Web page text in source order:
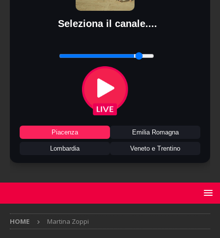
Seleziona il canale....
Piacenza Emilia Romagna
Lombardia Veneto e Trentino
HOME Martina Zoppi